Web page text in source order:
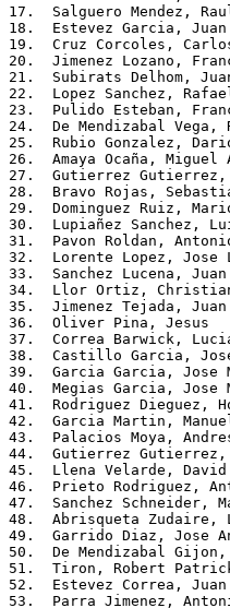
17.  Salguero Mendez,
18.  Estevez Garcia,
19.  Cruz Corcoles,
20.  Jimenez Lozano,
21.  Subirats Delhom,
22.  Lopez Sanchez,
23.  Pulido Esteban,
24.  De Mendizabal
25.  Rubio Gonzalez,
26.  Amaya Ocaña,
27.  Gutierrez
28.  Bravo Rojas,
29.  Dominguez Ruiz,
30.  Lupiañez Sanchez,
31.  Pavon Roldan,
32.  Lorente Lopez,
33.  Sanchez Lucena,
34.  Llor Ortiz,
35.  Jimenez Tejada,
36.  Oliver Pina,
37.  Correa Barwick,
38.  Castillo Garcia,
39.  Garcia Garcia, Jose
40.  Megias Garcia,
41.  Rodriguez
42.  Garcia Martin,
43.  Palacios Moya,
44.  Gutierrez
45.  Llena Velarde,
46.  Prieto Rodriguez,
47.  Sanchez Schneider,
48.  Abrisqueta
49.  Garrido Diaz, Jose
50.  De Mendizabal
51.  Tiron, Robert
52.  Estevez Correa,
53.  Parra Jimenez,